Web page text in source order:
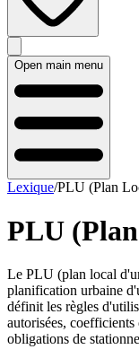
Open main menu
Lexique/PLU (Plan
PLU
Le PLU (plan local
planification urbaine
définit les règles
autorisées, coefficients
obligations de